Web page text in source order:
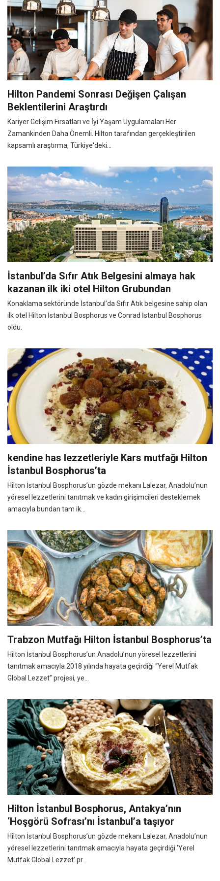
Hilton Pandemi Sonrası Değişen Çalışan
Beklentilerini Araştırdı
Kariyer Gelişim Fırsatları ve İyi Yaşam Uygulamaları Her
Zamankinden Daha Önemli. Hilton tarafından gerçekleştirilen
kapsamlı araştırma, Türkiye'deki...
İstanbul’da Sıfır Atık Belgesini almaya hak
kazanan ilk iki otel Hilton Grubundan
Konaklama sektöründe İstanbul’da Sıfır Atık belgesine sahip olan
ilk otel Hilton İstanbul Bosphorus ve Conrad İstanbul Bosphorus
oldu.
kendine has lezzetleriyle Kars mutfağı Hilton
İstanbul Bosphorus’ta
Hilton İstanbul Bosphorus’un gözde mekanı Lalezar, Anadolu’nun
yöresel lezzetlerini tanıtmak ve kadın girişimcileri desteklemek
amacıyla bundan tam ik...
Trabzon Mutfağı Hilton İstanbul Bosphorus’ta
Hilton İstanbul Bosphorus’un Anadolu’nun yöresel lezzetlerini
tanıtmak amacıyla 2018 yılında hayata geçirdiği “Yerel Mutfak
Global Lezzet” projesi, ye...
Hilton İstanbul Bosphorus, Antakya’nın
‘Hoşgörü Sofrası’nı İstanbul’a taşıyor
Hilton İstanbul Bosphorus’un gözde mekanı Lalezar, Anadolu’nun
yöresel lezzetlerini tanıtmak amacıyla hayata geçirdiği ‘Yerel
Mutfak Global Lezzet’ pr...